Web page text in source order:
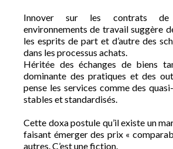
Innover sur les contrats de
environnements de travail suggère
les esprits de part et d’autre des
dans les processus achats.
Héritée des échanges de biens
dominante des pratiques et des
pense les services comme des
stables et standardisés.
Cette doxa postule qu’il existe un
faisant émerger des prix «
autres. C’est une fiction.